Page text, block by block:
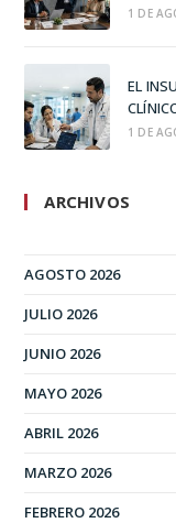
1 DE
EL
1 DE
ARCHIVOS
AGOSTO 2026
JULIO 2026
JUNIO 2026
MAYO 2026
ABRIL 2026
MARZO 2026
FEBRERO 2026